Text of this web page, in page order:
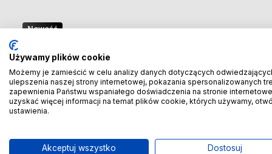
Nowość
🚢 Bezpośredni import z Chin
– oszczędzaj więcej! 🚢
🚆 Importuj taniej! Pierwszych 100 klientów
otrzyma rabat
Używamy plików cookie
Możemy je zamieścić w celu analizy danych dotyczących
ulepszenia naszej strony internetowej, pokazania spersonalizowanych
zapewnienia Państwu wspaniałego doświadczenia na stronie
uzyskać więcej informacji na temat plików cookie, których używamy,
ustawienia.
Akceptuj wszystko Dostosuj